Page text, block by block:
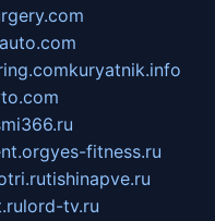
kuryatnik.info
yes-fitness.ru
tishinapve.ru
lord-tv.ru